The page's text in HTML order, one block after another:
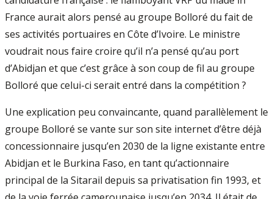
France aurait alors pensé au groupe Bolloré du fait de
ses activités portuaires en Côte d’Ivoire. Le ministre
voudrait nous faire croire qu’il n’a pensé qu’au port
d’Abidjan et que c’est grâce à son coup de fil au groupe
Bolloré que celui-ci serait entré dans la compétition ?
Une explication peu convaincante, quand parallèlement le
groupe Bolloré se vante sur son site internet d’être déjà
concessionnaire jusqu’en 2030 de la ligne existante entre
Abidjan et le Burkina Faso, en tant qu’actionnaire
principal de la Sitarail depuis sa privatisation fin 1993, et